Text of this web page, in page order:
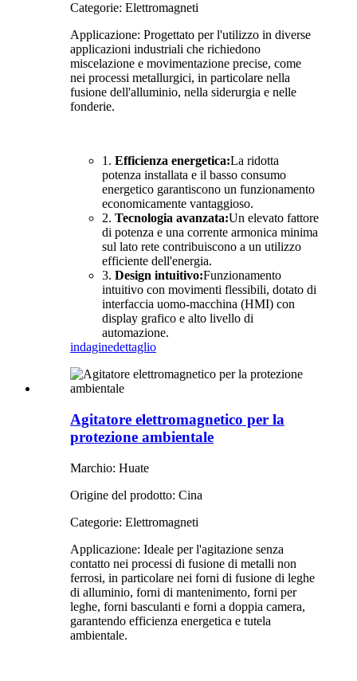
Categorie: Elettromagneti
Applicazione: Progettato per l'utilizzo in diverse
applicazioni industriali che richiedono
miscelazione e movimentazione precise, come
nei processi metallurgici, in particolare nella
fusione dell'alluminio, nella siderurgia e nelle
fonderie.
1. Efficienza energetica:La ridotta
potenza installata e il basso consumo
energetico garantiscono un funzionamento
economicamente vantaggioso.
2. Tecnologia avanzata:Un elevato fattore
di potenza e una corrente armonica minima
sul lato rete contribuiscono a un utilizzo
efficiente dell'energia.
3. Design intuitivo:Funzionamento
intuitivo con movimenti flessibili, dotato di
interfaccia uomo-macchina (HMI) con
display grafico e alto livello di
automazione.
indaginedettaglio
Agitatore elettromagnetico per la
protezione ambientale
Marchio: Huate
Origine del prodotto: Cina
Categorie: Elettromagneti
Applicazione: Ideale per l'agitazione senza
contatto nei processi di fusione di metalli non
ferrosi, in particolare nei forni di fusione di leghe
di alluminio, forni di mantenimento, forni per
leghe, forni basculanti e forni a doppia camera,
garantendo efficienza energetica e tutela
ambientale.